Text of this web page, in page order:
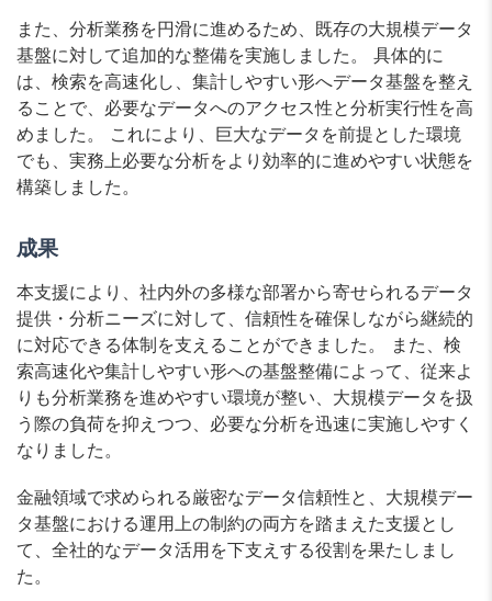
また、分析業務を円滑に進めるため、既存の大規模データ
基盤に対して追加的な整備を実施しました。 具体的に
は、検索を高速化し、集計しやすい形へデータ基盤を整え
ることで、必要なデータへのアクセス性と分析実行性を高
めました。 これにより、巨大なデータを前提とした環境
でも、実務上必要な分析をより効率的に進めやすい状態を
構築しました。
成果
本支援により、社内外の多様な部署から寄せられるデータ
提供・分析ニーズに対して、信頼性を確保しながら継続的
に対応できる体制を支えることができました。 また、検
索高速化や集計しやすい形への基盤整備によって、従来よ
りも分析業務を進めやすい環境が整い、大規模データを扱
う際の負荷を抑えつつ、必要な分析を迅速に実施しやすく
なりました。
金融領域で求められる厳密なデータ信頼性と、大規模デー
タ基盤における運用上の制約の両方を踏まえた支援とし
て、全社的なデータ活用を下支えする役割を果たしまし
た。